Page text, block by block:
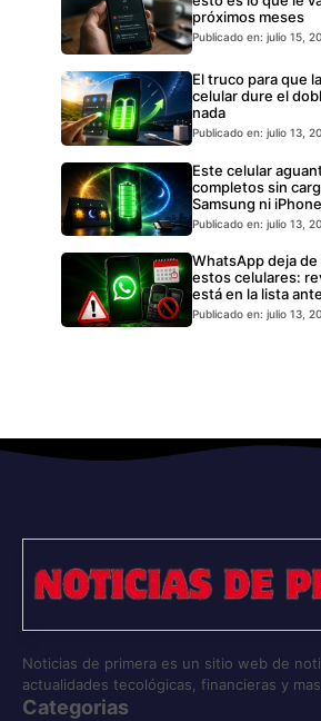
próximos meses
Publicado en: julio 15,
El truco para que
celular dure el
nada
Publicado en: julio 13,
Este celular
completos sin
Samsung ni iPhone
Publicado en: julio 13,
WhatsApp deja
estos celulares:
está en la lista
Publicado en: julio 13,
Noticias de primera es un sitio web de
actualidades tecológicas, financieras y
Categorias